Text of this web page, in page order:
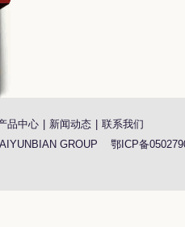
品中心 新闻动态
联系我们
GROUP 鄂ICP备